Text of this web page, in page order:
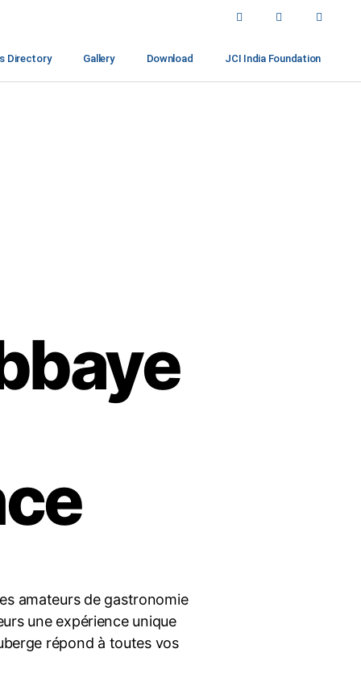
Directory Gallery Download JCI India Foundation
amateurs de gastronomie
une expérience unique
répond à toutes vos